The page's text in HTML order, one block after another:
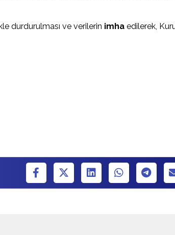
durdurulması ve verilerin imhaedilerek,